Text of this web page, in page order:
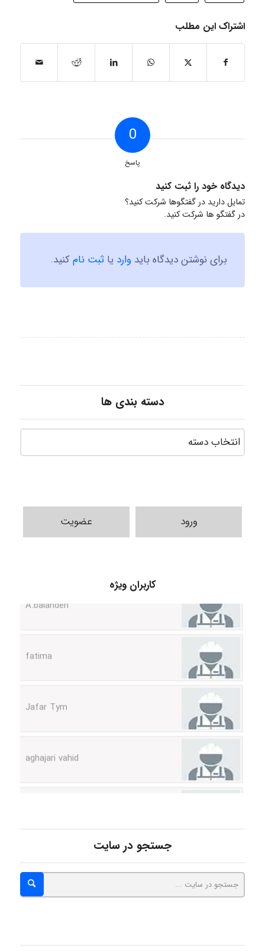
اشتراک این مطلب
0
پاسخ
دیدگاه خود را ثبت کنید
تمایل دارید در گفتگوها شرکت کنید؟
در گفتگو ها شرکت کنید.
برای نوشتن دیدگاه باید وارد یا ثبت نامکنید.
دسته بندی ها
ورود عضویت
کاربران ویژه
hosein abdolvand
جستجو در سایت